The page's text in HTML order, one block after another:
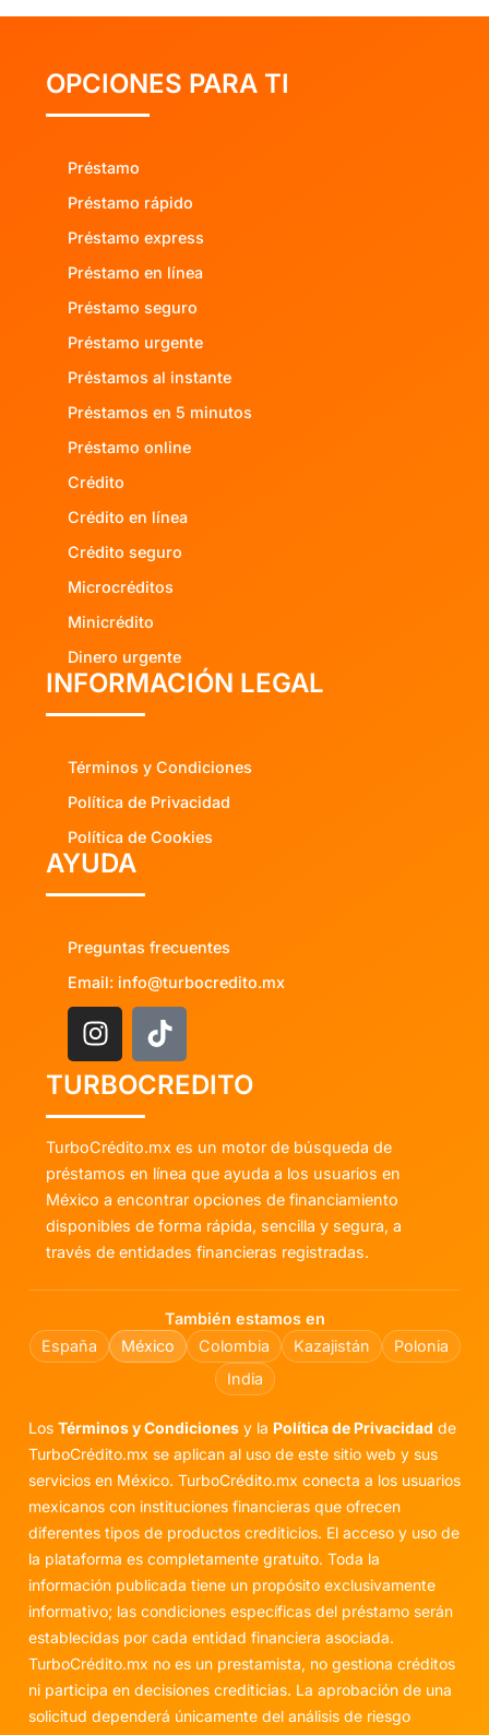
OPCIONES PARA TI
Préstamo
Préstamo rápido
Préstamo express
Préstamo en línea
Préstamo seguro
Préstamo urgente
Préstamos al instante
Préstamos en 5 minutos
Préstamo online
Crédito
Crédito en línea
Crédito seguro
Microcréditos
Minicrédito
Dinero urgente
INFORMACIÓN LEGAL
Términos y Condiciones
Política de Privacidad
Política de Cookies
AYUDA
Preguntas frecuentes
Email: info@turbocredito.mx
TURBOCREDITO
TurboCrédito.mx es un motor de búsqueda de
préstamos en línea que ayuda a los usuarios en
México a encontrar opciones de financiamiento
disponibles de forma rápida, sencilla y segura, a
través de entidades financieras registradas.
También estamos en
España
México Colombia Kazajistán
Polonia
India
Los Términos y Condiciones y la Política de Privacidad de
TurboCrédito.mx se aplican al uso de este sitio web y sus
servicios en México. TurboCrédito.mx conecta a los usuarios
mexicanos con instituciones financieras que ofrecen
diferentes tipos de productos crediticios. El acceso y uso de
la plataforma es completamente gratuito. Toda la
información publicada tiene un propósito exclusivamente
informativo; las condiciones específicas del préstamo serán
establecidas por cada entidad financiera asociada.
TurboCrédito.mx no es un prestamista, no gestiona créditos
ni participa en decisiones crediticias. La aprobación de una
solicitud dependerá únicamente del análisis de riesgo